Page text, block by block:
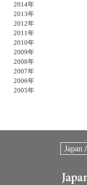
2014年
2013年
2012年
2011年
2010年
2009年
2008年
2007年
2006年
2005年
Japan